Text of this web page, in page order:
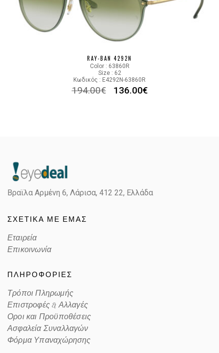
Lens Color GRADIENT BLUE
Color code 63890S
RAY-BAN 4292N
Color : 63860R
Size : 62
Κωδικός : E4292N-63860R
194.00€ 136.00€
Βραϊλα Αρμένη 6, Λάρισα, 412 22, Ελλάδα
ΣΧΕΤΙΚΑ ΜΕ ΕΜΑΣ
Εταιρεία
Επικοινωνία
ΠΛΗΡΟΦΟΡΙΕΣ
Τρόποι Πληρωμής
Επιστροφές & Αλλαγές
Οροι και Προϋποθέσεις
Ασφαλεία Συναλλαγών
Φόρμα Υπαναχώρησης